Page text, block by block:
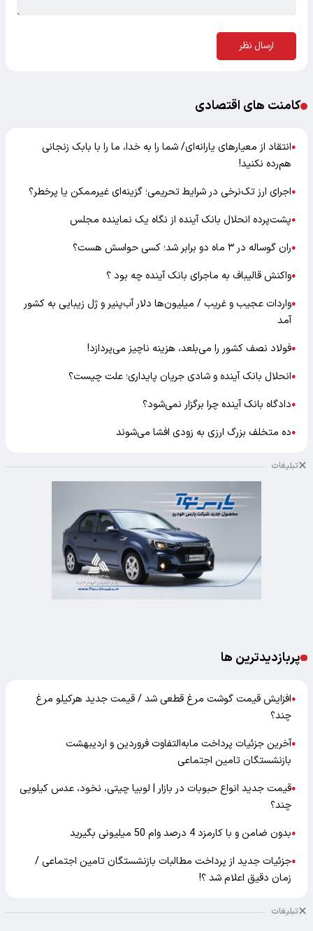
ارسال نظر
کامنت های اقتصادی
●انتقاد از معیارهای یارانه‌ای/ شما را به خدا، ما را با بابک زنجانی
هم‌رده نکنید!
●اجرای ارز تک‌نرخی در شرایط تحریمی؛ گزینه‌ای غیرممکن یا پرخطر؟
●پشت‌پرده انحلال بانک آینده از نگاه یک نماینده مجلس
●ران گوساله در ۳ ماه دو برابر شد؛ کسی حواسش هست؟
●واکنش قالیباف به ماجرای بانک آینده چه بود ؟
●واردات عجیب و غریب / میلیون‌ها دلار آب‌پنیر و ژل زیبایی به کشور
آمد
●فولاد نصف کشور را می‌بلعد، هزینه ناچیز می‌پردازد!
●انحلال بانک آینده و شادی جریان پایداری؛ علت چیست؟
●دادگاه بانک آینده چرا برگزار نمی‌شود؟
●ده متخلف بزرگ ارزی به زودی افشا می‌شوند
تبلیغات
پربازدیدترین ها
●افزایش قیمت گوشت مرغ قطعی شد / قیمت جدید هرکیلو مرغ
چند؟
●آخرین جزئیات پرداخت مابه‌التفاوت فروردین و اردیبهشت
بازنشستگان تامین اجتماعی
●قیمت جدید انواع حبوبات در بازار | لوبیا چیتی، نخود، عدس کیلویی
چند؟
●بدون ضامن و با کارمزد 4 درصد وام 50 میلیونی بگیرید
●جزئیات جدید از پرداخت مطالبات بازنشستگان تامین اجتماعی /
زمان دقیق اعلام شد ؟!
تبلیغات